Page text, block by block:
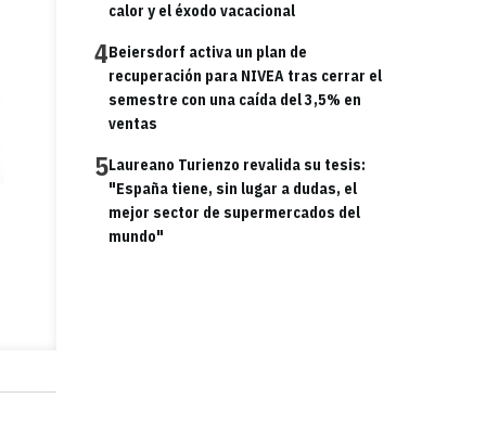
calor y el éxodo vacacional
4Beiersdorf activa un plan de
recuperación para NIVEA tras cerrar el
semestre con una caída del 3,5% en
ventas
5Laureano Turienzo revalida su tesis:
"España tiene, sin lugar a dudas, el
mejor sector de supermercados del
mundo"